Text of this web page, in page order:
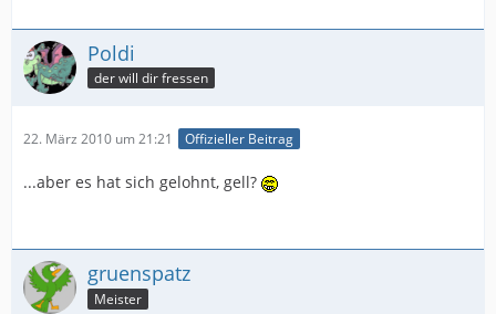
Poldi
der will dir fressen
22. März 2010 um 21:21 Offizieller Beitrag
...aber es hat sich gelohnt, gell?
gruenspatz
Meister